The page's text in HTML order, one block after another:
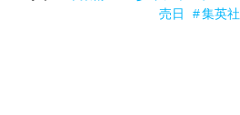
売日
集英社